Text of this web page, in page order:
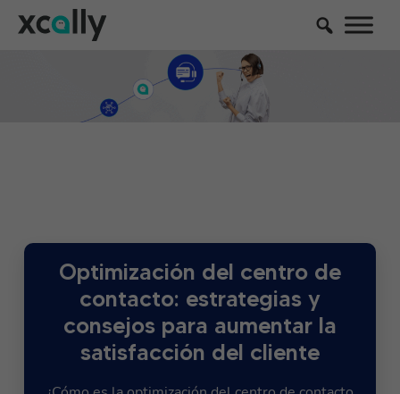
Optimización del centro de
contacto: estrategias y
consejos para aumentar la
satisfacción del cliente